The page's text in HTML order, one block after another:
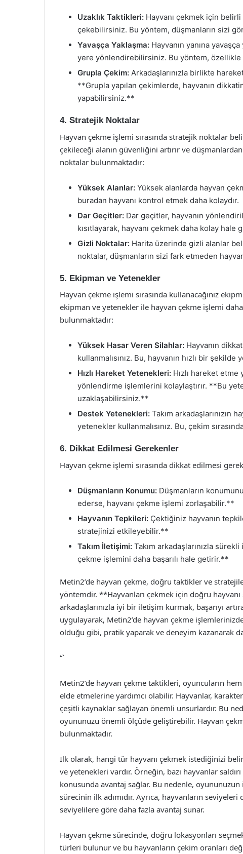
Uzaklık Taktikleri: Hayvanı çekmek için
çekebilirsiniz. Bu yöntem, düşmanların sizi
Yavaşça Yaklaşma: Hayvanın yanına
yere yönlendirebilirsiniz. Bu yöntem,
Grupla Çekim: Arkadaşlarınızla birlikte
**Grupla yapılan çekimlerde, hayvanın
yapabilirsiniz.**
4. Stratejik Noktalar
Hayvan çekme işlemi sırasında stratejik noktalar
çekileceği alanın güvenliğini artırır ve
noktalar bulunmaktadır:
Yüksek Alanlar: Yüksek alanlarda hayvan
buradan hayvanı kontrol etmek daha kolaydır.
Dar Geçitler: Dar geçitler, hayvanın
kısıtlayarak, hayvanı çekmek daha kolay hale
Gizli Noktalar: Harita üzerinde gizli alanlar
noktalar, düşmanların sizi fark etmeden
5. Ekipman ve Yetenekler
Hayvan çekme işlemi sırasında kullanacağınız
ekipman ve yetenekler ile hayvan çekme işlemi
bulunmaktadır:
Yüksek Hasar Veren Silahlar: Hayvanın
kullanmalısınız. Bu, hayvanın hızlı bir
Hızlı Hareket Yetenekleri: Hızlı hareket etme
yönlendirme işlemlerini kolaylaştırır. **Bu
uzaklaşabilirsiniz.**
Destek Yetenekleri: Takım arkadaşlarınızın
yetenekler kullanmalısınız. Bu, çekim
6. Dikkat Edilmesi Gerekenler
Hayvan çekme işlemi sırasında dikkat edilmesi
Düşmanların Konumu: Düşmanların
ederse, hayvanı çekme işlemi zorlaşabilir.**
Hayvanın Tepkileri: Çektiğiniz hayvanın
stratejinizi etkileyebilir.**
Takım İletişimi: Takım arkadaşlarınızla
çekme işlemini daha başarılı hale getirir.**
Metin2’de hayvan çekme, doğru taktikler ve
yöntemdir. **Hayvanları çekmek için doğru
arkadaşlarınızla iyi bir iletişim kurmak, başarıyı
uygulayarak, Metin2’de hayvan çekme
olduğu gibi, pratik yaparak ve deneyim kazanarak
“`
Metin2’de hayvan çekme taktikleri, oyuncuların
elde etmelerine yardımcı olabilir. Hayvanlar,
çeşitli kaynaklar sağlayan önemli unsurlardır. Bu
oyununuzu önemli ölçüde geliştirebilir. Hayvan
bulunmaktadır.
İlk olarak, hangi tür hayvanı çekmek istediğinizi
ve yetenekleri vardır. Örneğin, bazı hayvanlar
konusunda avantaj sağlar. Bu nedenle,
sürecinin ilk adımıdır. Ayrıca, hayvanların
seviyelilere göre daha fazla avantaj sunar.
Hayvan çekme sürecinde, doğru lokasyonları
türleri bulunur ve bu hayvanların çekim oranları